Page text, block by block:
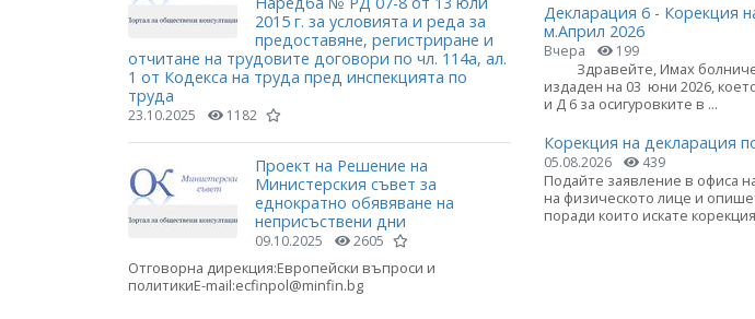
2015 г. за условията и реда за
предоставяне, регистриране и
отчитане на трудовите договори по чл. 114а, ал.
1 от Кодекса на труда пред инспекцията по
труда
23.10.2025 1182
Проект на Решение на
Министерския съвет за
еднократно обявяване на
неприсъствени дни
09.10.2025 2605
Отговорна дирекция:Европейски въпроси и
политикиE-mail:ecfinpol@minfin.bg
Декларация 6 - Корекция
м.Април 2026
Вчера 199
Здравейте, Имах
издаден на 03 юни 2026,
и Д 6 за осигуровките в ...
Корекция на декларация
05.08.2026 439
Подайте заявление в офиса
на физическото лице и
поради които искате